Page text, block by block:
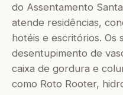
do Assentamento
atende residências,
hotéis e escritórios. Os
desentupimento de
caixa de gordura e
como Roto Rooter,